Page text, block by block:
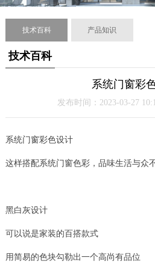
技术百科 产品知识
技术百科
系统门窗彩
发布时间：2023-03-27
系统门窗彩色设计
这样搭配系统门窗色彩，品味生活与众
黑白灰设计
可以说是家装的百搭款式
用简易的色块勾勒出一个高尚有品位